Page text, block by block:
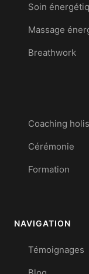
Soin
Massage
Breathwork
Coaching
Cérémonie
Formation
NAVIGATION
Témoignages